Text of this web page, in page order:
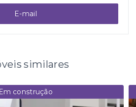
E-mail
similares
Em construção